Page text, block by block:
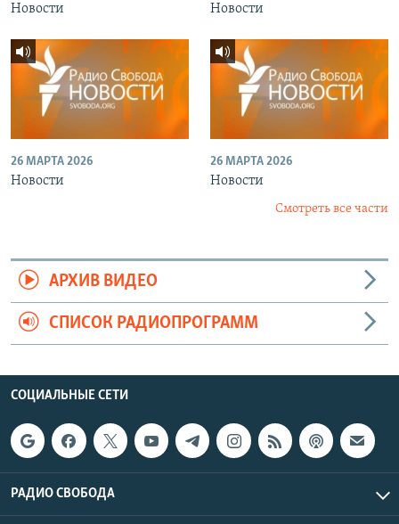
Новости Новости
26 МАРТА 2026
Новости
26 МАРТА 2026
Новости
Смотреть все части
АРХИВ ВИДЕО
СПИСОК РАДИОПРОГРАММ
СОЦИАЛЬНЫЕ СЕТИ
РАДИО СВОБОДА